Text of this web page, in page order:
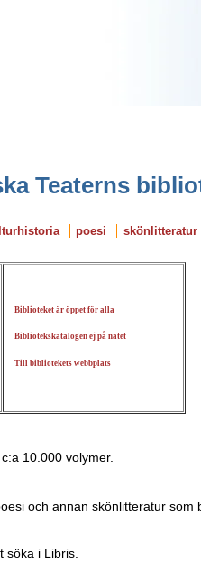
Teaterns
poesi skönlitteratur
Biblioteket är öppet för alla
Bibliotekskatalogen ej på nätet
Till bibliotekets webbplats
10.000 volymer.
och annan skönlitteratur
söka i Libris.